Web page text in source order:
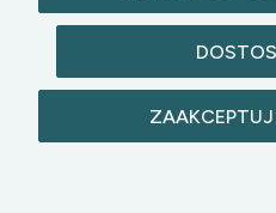
© 2026 lazienkomat.pl |
zastrzeżone.